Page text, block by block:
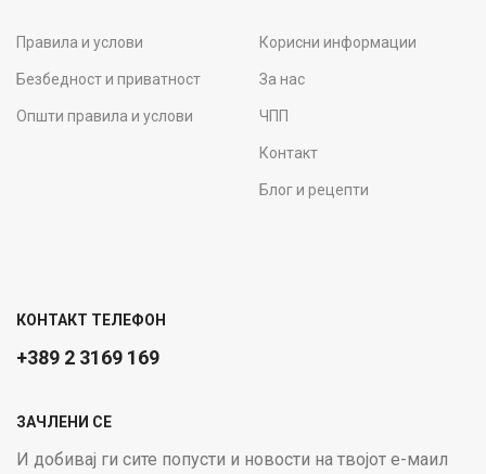
Правила и услови
Безбедност и приватност
Општи правила и услови
Корисни информации
За нас
ЧПП
Контакт
Блог и рецепти
КОНТАКТ ТЕЛЕФОН
+389 2 3169 169
ЗАЧЛЕНИ СЕ
И добивај ги сите попусти и новости на твојот е-маил